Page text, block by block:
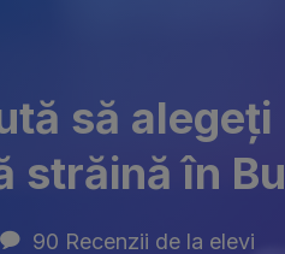
să alegeți
străină în
90 Recenzii de la elevi